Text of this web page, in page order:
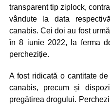
transparent tip ziplock,
vândute la data
canabis. Cei doi au fost
în 8 iunie 2022, la ferma
percheziție.
A fost ridicată o cantitate
canabis, precum și
pregătirea drogului.